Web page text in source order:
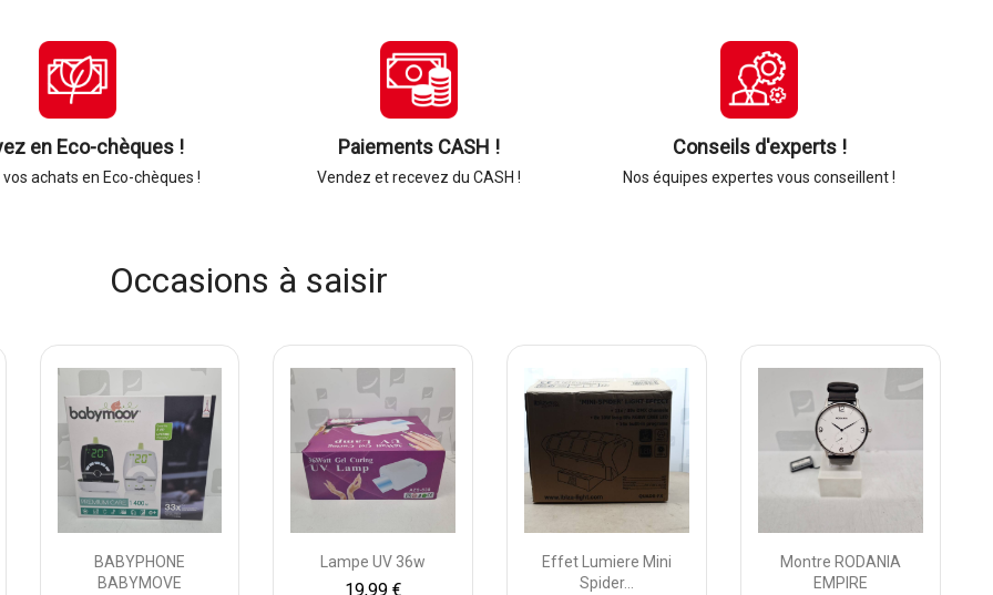
en Eco-chèques !
achats en Eco-chèques !
Paiements CASH !
Vendez et recevez du CASH !
Conseils d'experts !
Nos équipes expertes vous conseillent !
Occasions à saisir
BABYPHONE
BABYMOVE
Lampe UV 36w
19,99 €
Effet Lumiere Mini
Spider...
Montre RODANIA
EMPIRE